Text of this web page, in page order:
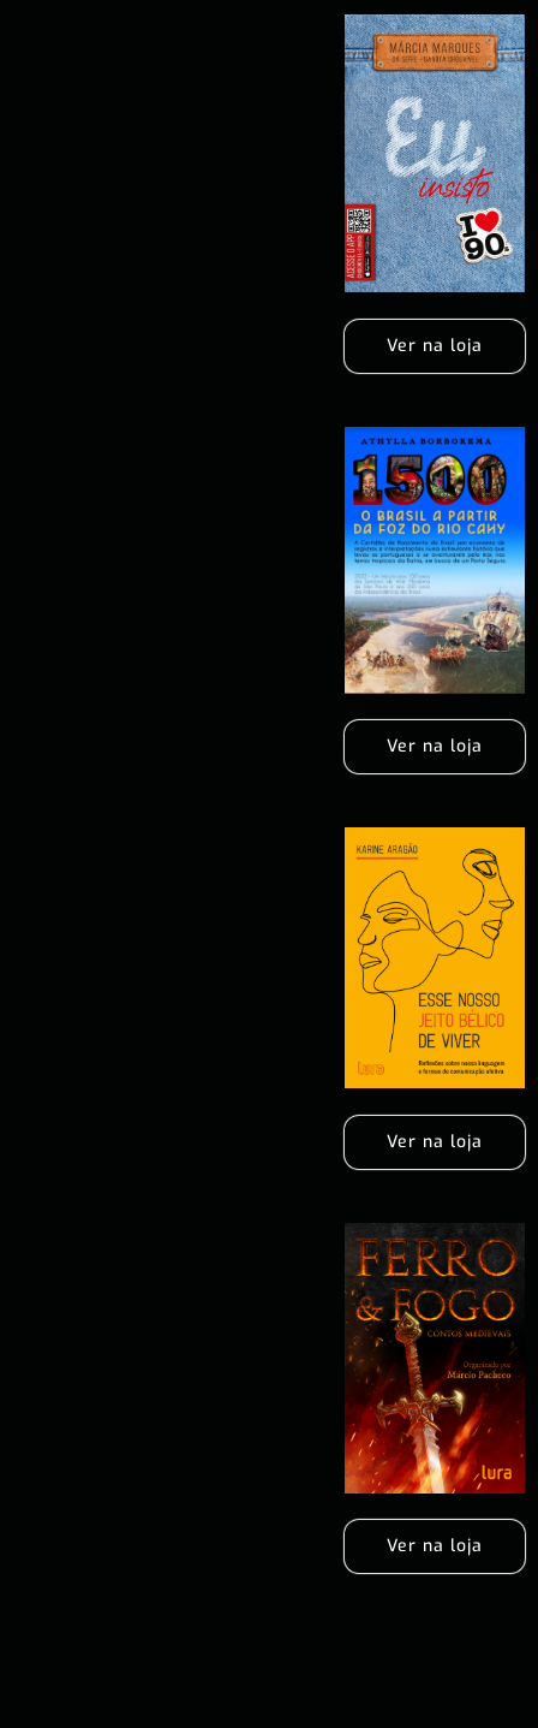
Ver na loja
Ver na loja
Ver na loja
Ver na loja